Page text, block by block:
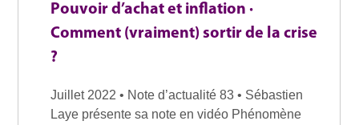
Pouvoir d’achat et inflation ·
Comment (vraiment) sortir de la crise
?
Juillet 2022 • Note d’actualité 83 • Sébastien
Laye présente sa note en vidéo Phénomène